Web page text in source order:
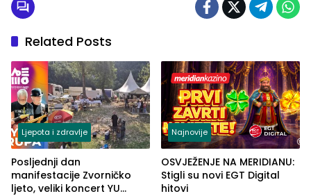
Related Posts
Ljepota i zdravlje
Posljednji dan
manifestacije Zvorničko
ljeto, veliki koncert YU
Najnovije
OSVJEŽENJE NA MERIDIANU:
Stigli su novi EGT Digital
hitovi